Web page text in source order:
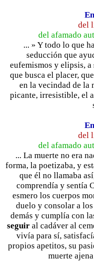
del
del afamado
... » Y todo lo que
seducción que
eufemismos y elipsis, a
que busca el placer,
en la vecindad de la
picante, irresistible, el
del
del afamado
... La muerte no era
forma, la poetizaba, y
que él no llamaba
comprendía y sentía
esmero los cuerpos
duelo y consolar a
demás y cumplía con
seguiral cadáver al
vivía para sí,
propios apetitos, su
muerte